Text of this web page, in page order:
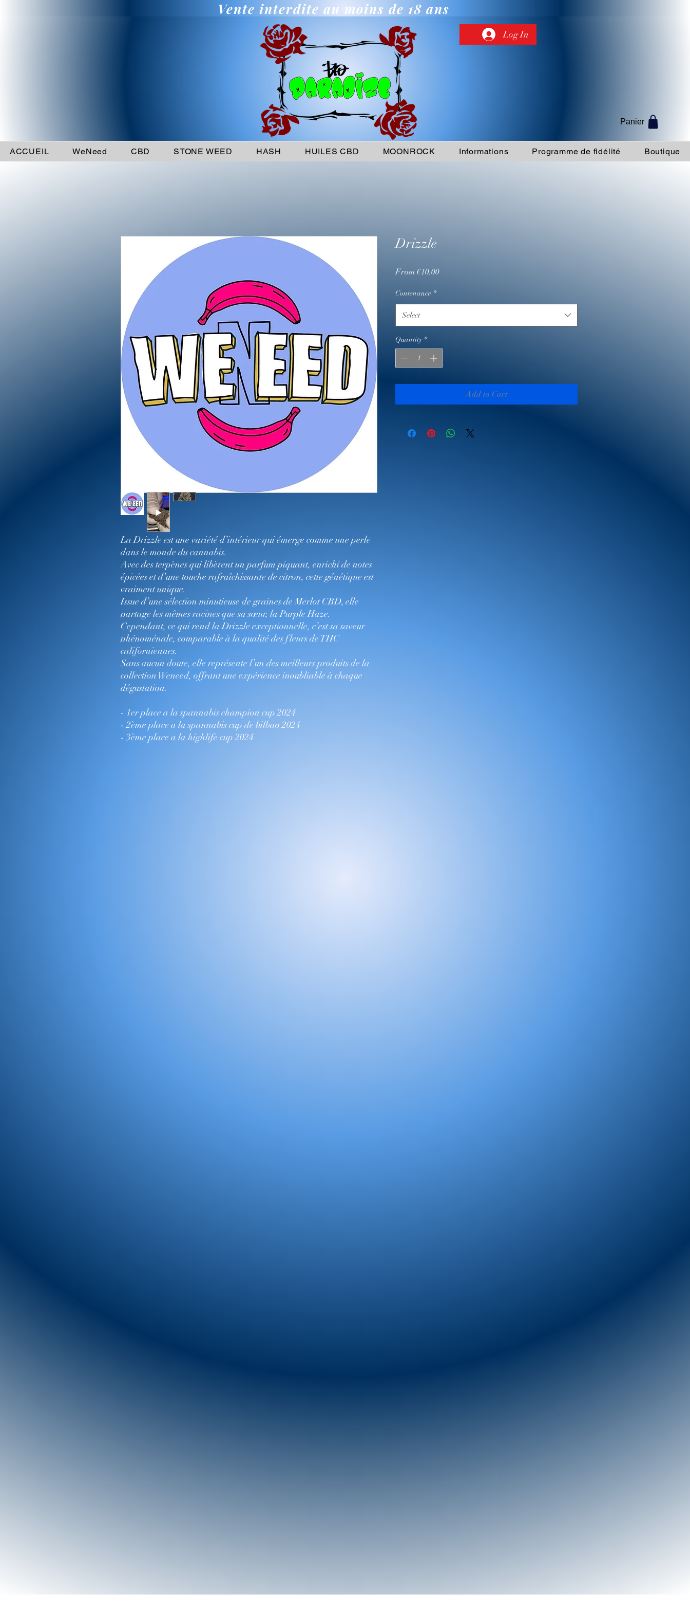
Vente interdite au moins de 18 ans
Log In
Panier
ACCUEIL WeNeed CBD STONE WEED HASH HUILES CBD MOONROCK Informations Programme de fidélité Boutique
La Drizzle est une variété d’intérieur qui émerge comme une perle
dans le monde du cannabis.
Avec des terpènes qui libèrent un parfum piquant, enrichi de notes
épicées et d’une touche rafraîchissante de citron, cette génétique est
vraiment unique.
Issue d’une sélection minutieuse de graines de Merlot CBD, elle
partage les mêmes racines que sa sœur, la Purple Haze.
Cependant, ce qui rend la Drizzle exceptionnelle, c’est sa saveur
phénoménale, comparable à la qualité des fleurs de THC
californiennes.
Sans aucun doute, elle représente l’un des meilleurs produits de la
collection Weneed, offrant une expérience inoubliable à chaque
dégustation.
- 1er place a la spannabis champion cup 2024
- 2ème place a la spannabis cup de bilbao 2024
- 3ème place a la highlife cup 2024
Drizzle
From €10.00Sale
Contenance *
Select
Quantity *
Add to Cart